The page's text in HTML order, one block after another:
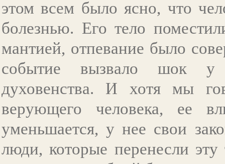
этом всем было ясно, что
болезнью. Его тело
мантией, отпевание было
событие вызвало шок у
духовенства. И хотя мы
верующего человека, ее
уменьшается, у нее свои
люди, которые перенесли